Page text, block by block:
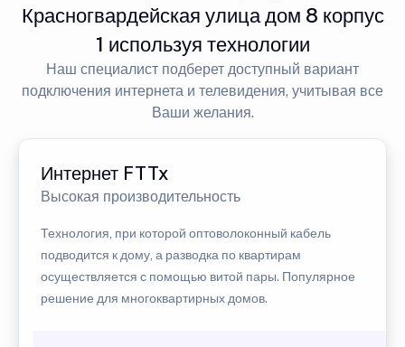
Красногвардейская улица дом 8 корпус
1 используя технологии
Наш специалист подберет доступный вариант
подключения интернета и телевидения, учитывая все
Ваши желания.
Интернет FTTx
Высокая производительность
Технология, при которой оптоволоконный кабель
подводится к дому, а разводка по квартирам
осуществляется с помощью витой пары. Популярное
решение для многоквартирных домов.